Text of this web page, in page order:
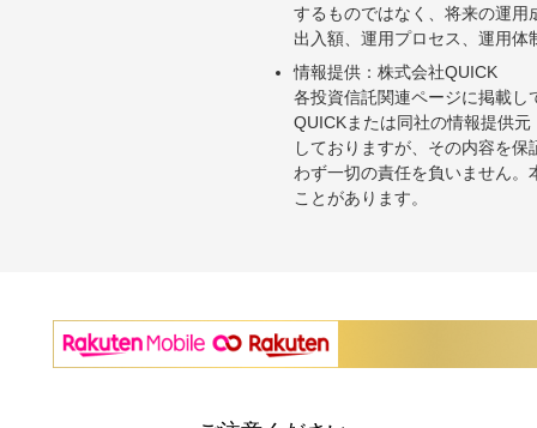
するものではなく、将来の運
出入額、運用プロセス、運用
情報提供：株式会社QUICK
各投資信託関連ページに掲載
QUICKまたは同社の情報提供
しておりますが、その内容を
わず一切の責任を負いません
ことがあります。